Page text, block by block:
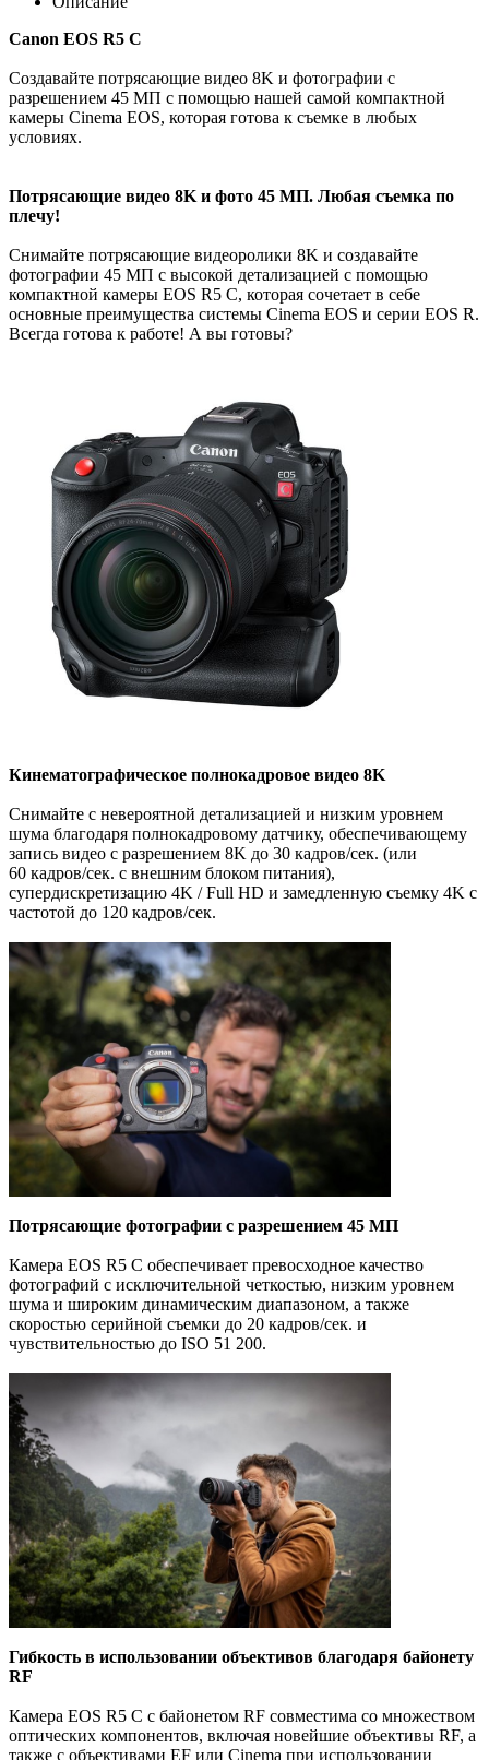
Canon EOS R5 C
Создавайте потрясающие видео 8K и фотографии с
разрешением 45 МП с помощью нашей самой компактной
камеры Cinema EOS, которая готова к съемке в любых
условиях.
Потрясающие видео 8K и фото 45 МП. Любая съемка по
плечу!
Снимайте потрясающие видеоролики 8K и создавайте
фотографии 45 МП с высокой детализацией с помощью
компактной камеры EOS R5 C, которая сочетает в себе
основные преимущества системы Cinema EOS и серии EOS R.
Всегда готова к работе! А вы готовы?
Кинематографическое полнокадровое видео 8K
Снимайте с невероятной детализацией и низким уровнем
шума благодаря полнокадровому датчику, обеспечивающему
запись видео с разрешением 8K до 30 кадров/сек. (или
60 кадров/сек. с внешним блоком питания),
супердискретизацию 4K / Full HD и замедленную съемку 4K с
частотой до 120 кадров/сек.
Потрясающие фотографии с разрешением 45 МП
Камера EOS R5 C обеспечивает превосходное качество
фотографий с исключительной четкостью, низким уровнем
шума и широким динамическим диапазоном, а также
скоростью серийной съемки до 20 кадров/сек. и
чувствительностью до ISO 51 200.
Гибкость в использовании объективов благодаря байонету
RF
Камера EOS R5 C с байонетом RF совместима со множеством
оптических компонентов, включая новейшие объективы RF, а
также с объективами EF или Cinema при использовании